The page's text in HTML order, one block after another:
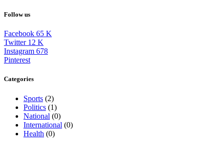
Follow us
Facebook 65 K
Twitter 12 K
Instagram 678
Pinterest
Categories
Sports (2)
Politics (1)
National (0)
International (0)
Health (0)